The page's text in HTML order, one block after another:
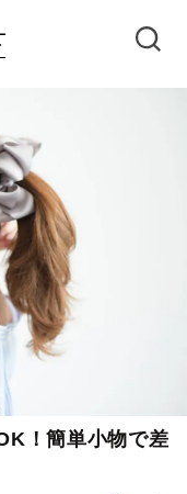
！簡単小物で差